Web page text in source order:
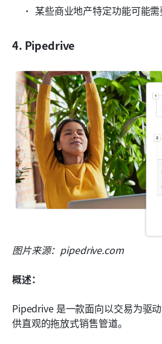
某些商业地产特定功能可能
4. Pipedrive
图片来源：pipedrive.com
概述：
Pipedrive 是一款面向以交易为驱
供直观的拖放式销售管道。